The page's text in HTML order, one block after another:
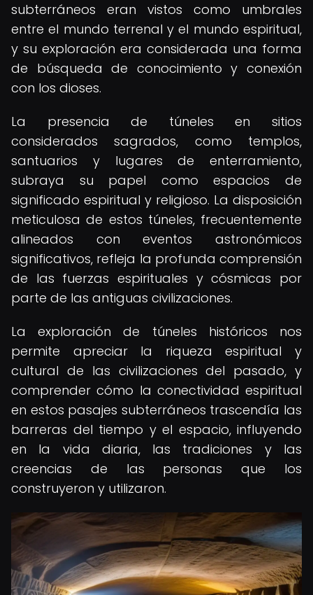
subterráneos eran vistos como umbrales
entre el mundo terrenal y el mundo espiritual,
y su exploración era considerada una forma
de búsqueda de conocimiento y conexión
con los dioses.
La presencia de túneles en sitios
considerados sagrados, como templos,
santuarios y lugares de enterramiento,
subraya su papel como espacios de
significado espiritual y religioso. La disposición
meticulosa de estos túneles, frecuentemente
alineados con eventos astronómicos
significativos, refleja la profunda comprensión
de las fuerzas espirituales y cósmicas por
parte de las antiguas civilizaciones.
La exploración de túneles históricos nos
permite apreciar la riqueza espiritual y
cultural de las civilizaciones del pasado, y
comprender cómo la conectividad espiritual
en estos pasajes subterráneos trascendía las
barreras del tiempo y el espacio, influyendo
en la vida diaria, las tradiciones y las
creencias de las personas que los
construyeron y utilizaron.